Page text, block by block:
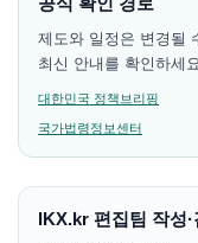
제도와 일정은 변경될
최신 안내를 확인하세
대한민국 정책브리핑
국가법령정보센터
IKX.kr 편집팀 작성·